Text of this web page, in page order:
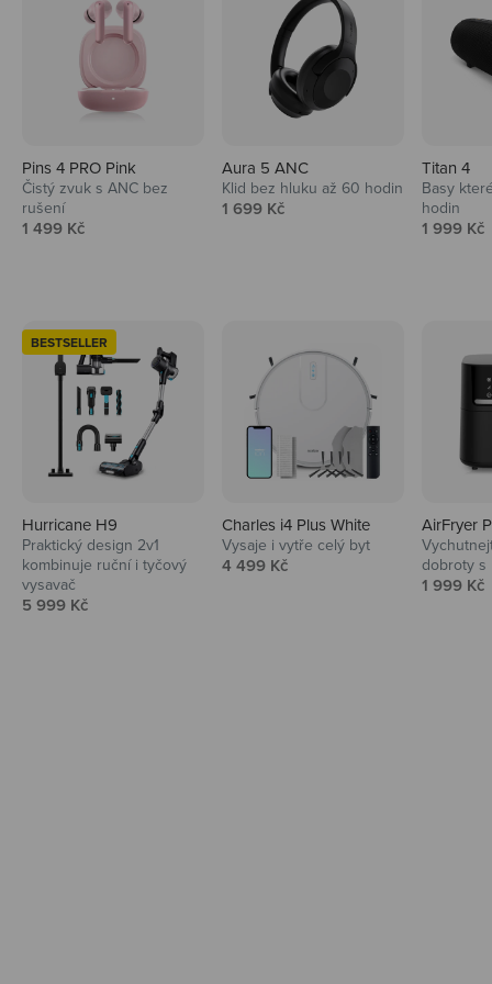
Pins 4 PRO Pink
Čistý zvuk s ANC bez
rušení
Prodejní cena
1 499 Kč
Aura 5 ANC
Klid bez hluku až 60 hodin
Prodejní cena
1 699 Kč
Titan 4
Basy
hodin
Prodejní
1 999 Kč
BESTSELLER
Hurricane H9
Praktický design 2v1
kombinuje ruční i tyčový
vysavač
Prodejní cena
5 999 Kč
Charles i4 Plus White
Vysaje i vytře celý byt
Prodejní cena
4 499 Kč
AirFryer
dobroty s
Prodejní
1 999 Kč
Audio
Niceboy sluchátka a repráky ti padnou
do noty.